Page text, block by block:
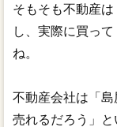
そもそも不動産
し、実際に買っ
ね。
不動産会社は「
売れるだろう」